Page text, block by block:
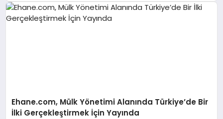
Ehane.com, Mülk Yönetimi Alanında Türkiye’de Bir
İlki Gerçekleştirmek İçin Yayında